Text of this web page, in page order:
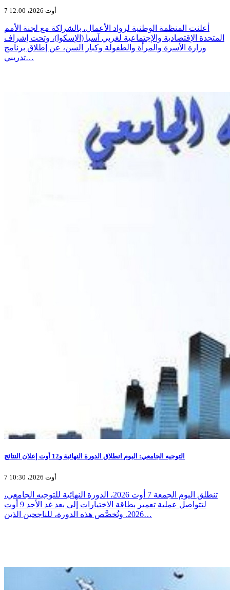
7 أوت 2026، 12:00
أعلنت المنظمة الوطنية لرواد الأعمال، بالشراكة مع لجنة الأمم
المتحدة الإقتصادية والإجتماعية لغربي آسيا (الإسكوا)، وتحت إشراف
وزارة الأسرة والمرأة والطفولة وكبار السن، عن إطلاق برنامج
تدريبي…
التوجيه الجامعي: اليوم انطلاق الدورة النهائية و12 أوت إعلان النتائج
7 أوت 2026، 10:30
تنطلق اليوم الجمعة 7 أوت 2026، الدورة النهائية للتوجيه الجامعي،
لتتواصل عملية تعمير بطاقة الاختيارات إلى بعد غد الأحد 9 أوت
2026. وتُخصَّص هذه الدورة، للناجحين الذين…